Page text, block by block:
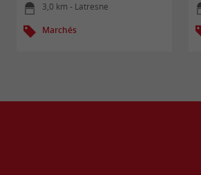
3,0 km - Latresne
Marchés